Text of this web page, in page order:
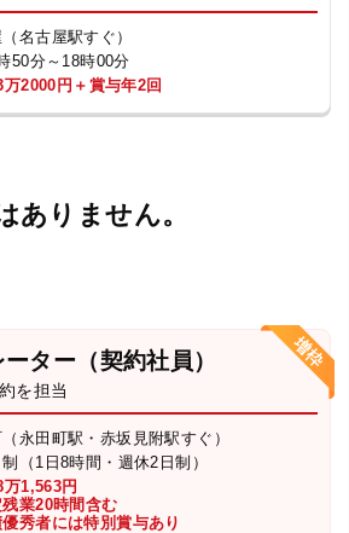
名古屋駅すぐ）
50分～18時00分
万2000円＋賞与年2回
ありません。
ター（契約社員）
を担当
永田町駅・赤坂見附駅すぐ）
（1日8時間・週休2日制）
万1,563円
業20時間含む
秀者には特別賞与あり